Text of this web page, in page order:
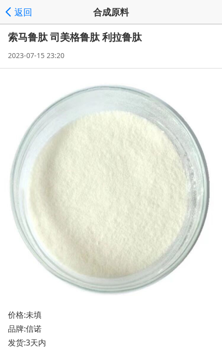
返回 合成原料
发送询价|分享好友|供应商数据库首页
消');">
索马鲁肽 司美格鲁肽 利拉鲁肽
2023-07-15 23:20
价格:未填
品牌:信诺
发货:3天内